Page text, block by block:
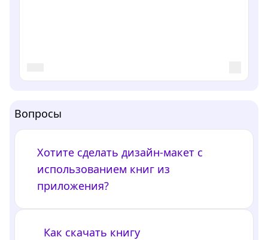
Вопросы
Хотите сделать дизайн-макет с
использованием книг из
приложения?
Как скачать книгу